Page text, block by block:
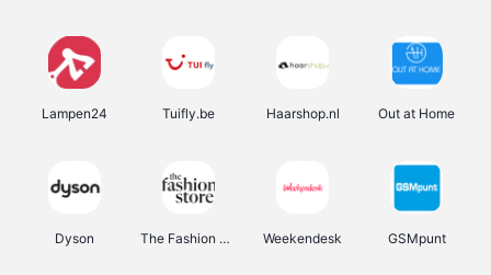
Lampen24 Tuifly.be Haarshop.nl Out at Home
Dyson The Fashion Store Weekendesk GSMpunt